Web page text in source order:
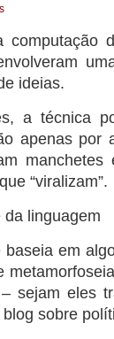
computação
ideias.
a técnica
apenas por
manchetes
“viralizam”.
da linguagem
baseia em
sejam eles
sobre